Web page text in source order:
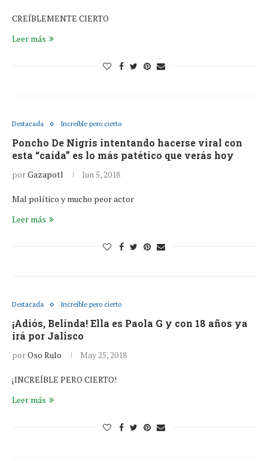
CREÍBLEMENTE CIERTO
Leer más
Destacada Increíble pero cierto
Poncho De Nigris intentando hacerse viral con
esta “caída” es lo más patético que verás hoy
porGazapotl Jun 5, 2018
Mal político y mucho peor actor
Leer más
Destacada Increíble pero cierto
¡Adiós, Belinda! Ella es Paola G y con 18 años ya
irá por Jalisco
porOso Rulo May 25, 2018
¡INCREÍBLE PERO CIERTO!
Leer más